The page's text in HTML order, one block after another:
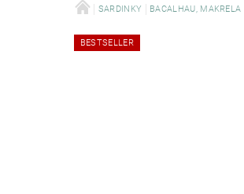
BLOG KONTAKT
SARDINKY BACALHAU, MAKRELA
BESTSELLER